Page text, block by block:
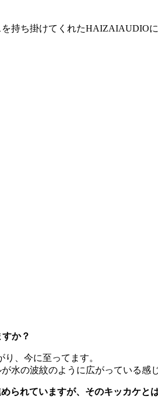
持ち掛けてくれたHAIZAIAUDIOに
か？
、今に至ってます。
水の波紋のように広がっている感じ
られていますが、そのキッカケと